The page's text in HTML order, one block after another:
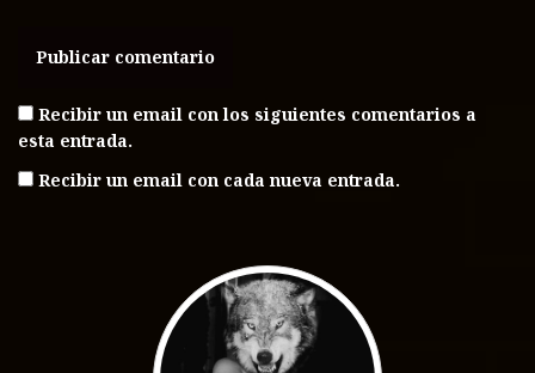
Recibir un email con los siguientes comentarios a
esta entrada.
Recibir un email con cada nueva entrada.